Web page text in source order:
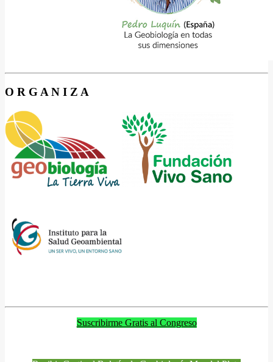
O R G A N I Z A
Suscribirme Gratis al Congreso